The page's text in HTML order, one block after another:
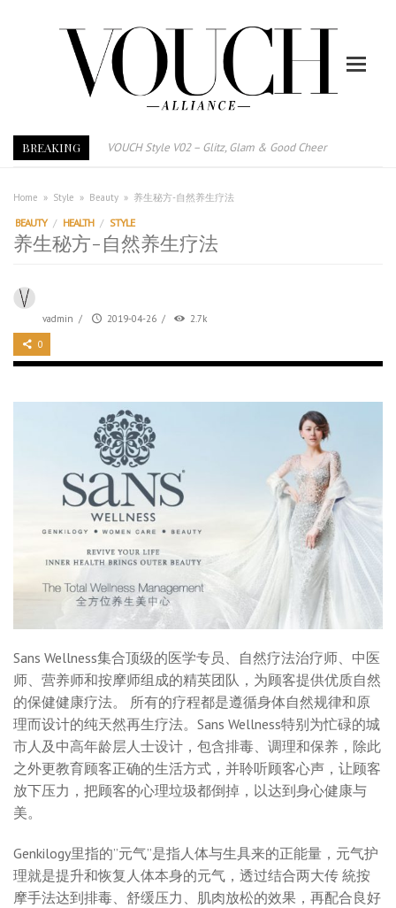
BREAKING
VOUCH Style V02 – Glitz, Glam & Good Cheer
Vouch Style 01 – Furniture & High Fashion
TRI TOWER – 新地标公寓毗邻未来柔新捷运站
After All, Home is where your heart is. 与挚爱品享乐活
Home » Style » Beauty » 养生秘方-自然养生疗法
BEAUTY / HEALTH / STYLE
养生秘方-自然养生疗法
vadmin / 2019-04-26 / 2.7k
0
Sans Wellness集合顶级的医学专员、自然疗法治疗师、中医
师、营养师和按摩师组成的精英团队，为顾客提供优质自然
的保健健康疗法。 所有的疗程都是遵循身体自然规律和原
理而设计的纯天然再生疗法。Sans Wellness特别为忙碌的城
市人及中高年龄层人士设计，包含排毒、调理和保养，除此
之外更教育顾客正确的生活方式，并聆听顾客心声，让顾客
放下压力，把顾客的心理垃圾都倒掉，以达到身心健康与
美。
Genkilogy里指的”元气”是指人体与生具来的正能量，元气护
理就是提升和恢复人体本身的元气，透过结合两大传 統按
摩手法达到排毒、舒缓压力、肌肉放松的效果，再配合良好